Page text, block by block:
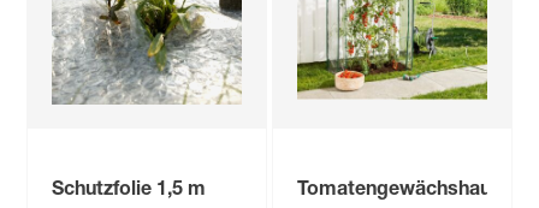
Schutzfolie 1,5 m
Tomatengewächshaus